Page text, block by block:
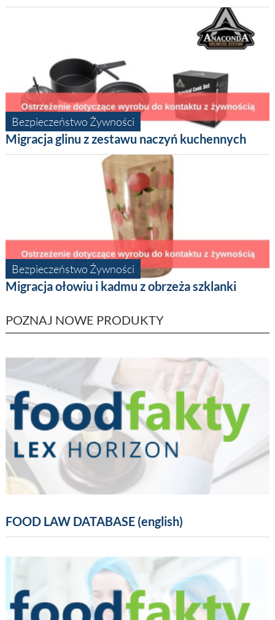
Bezpieczeństwo Żywności
Migracja glinu z zestawu naczyń kuchennych
Bezpieczeństwo Żywności
Migracja ołowiu i kadmu z obrzeża szklanki
POZNAJ NOWE PRODUKTY
FOOD LAW DATABASE (english)